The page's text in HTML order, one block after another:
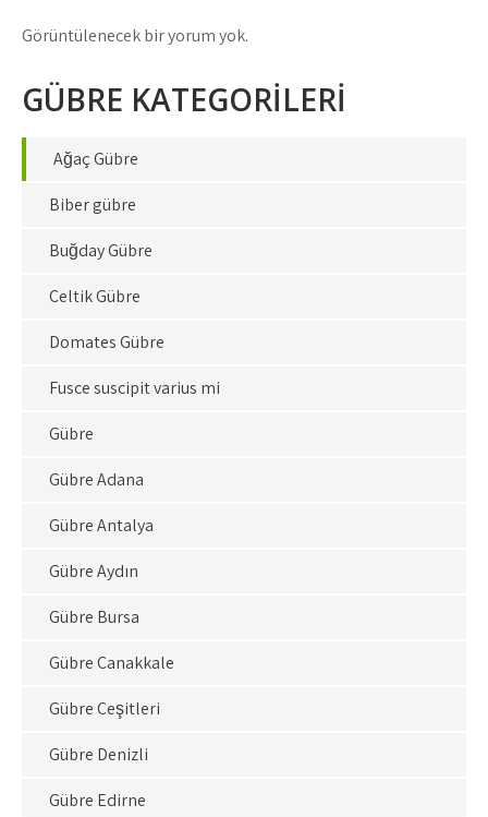
Görüntülenecek bir yorum yok.
GÜBRE KATEGORİLERİ
Ağaç Gübre
Biber gübre
Buğday Gübre
Çeltik Gübre
Domates Gübre
Fusce suscipit varius mi
Gübre
Gübre Adana
Gübre Antalya
Gübre Aydın
Gübre Bursa
Gübre Çanakkale
Gübre Çeşitleri
Gübre Denizli
Gübre Edirne